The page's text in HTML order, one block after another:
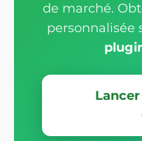
de marché.
personnalisée